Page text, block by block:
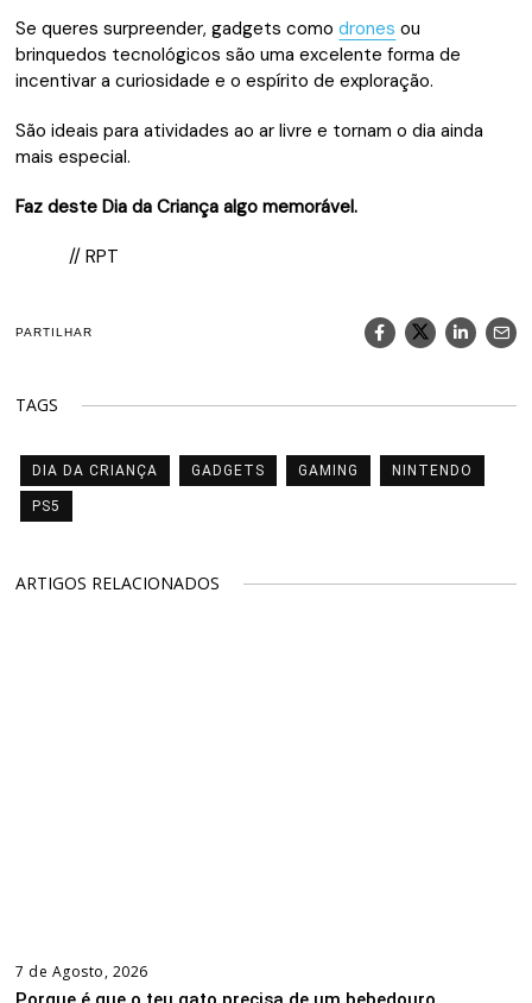
Se queres surpreender, gadgets comodrones ou
brinquedos tecnológicos são uma excelente forma de
incentivar a curiosidade e o espírito de exploração.
São ideais para atividades ao ar livre e tornam o dia ainda
mais especial.
Faz deste Dia da Criança algo memorável.
// RPT
PARTILHAR
TAGS
DIA DA CRIANÇA GADGETS GAMING NINTENDO
PS5
ARTIGOS RELACIONADOS
7 de Agosto, 2026